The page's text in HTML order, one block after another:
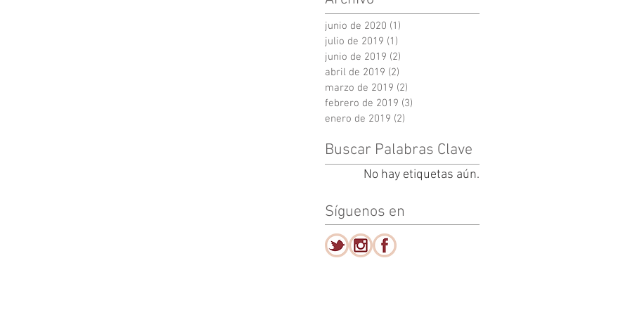
junio de 2020 (1)
julio de 2019 (1)
junio de 2019 (2)
abril de 2019 (2)
marzo de 2019 (2)
febrero de 2019 (3)
enero de 2019 (2)
Buscar Palabras Clave
No hay etiquetas aún.
Síguenos en